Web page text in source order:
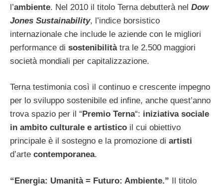
l’ambiente. Nel 2010 il titolo Terna debutterà nel Dow
Jones Sustainability, l’indice borsistico
internazionale che include le aziende con le migliori
performance di sostenibilitàtra le 2.500 maggiori
società mondiali per capitalizzazione.
Terna testimonia così il continuo e crescente impegno
per lo sviluppo sostenibile ed infine, anche quest’anno
trova spazio per il “ Premio Terna“: iniziativa sociale
in ambito culturale e artistico il cui obiettivo
principale è il sostegno e la promozione di artisti
d’arte contemporanea.
“Energia: Umanità = Futuro: Ambiente.” Il titolo